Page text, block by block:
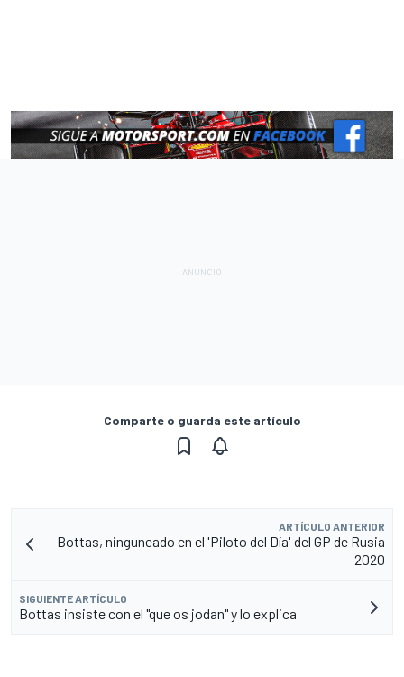
Comparte o guarda este artículo
ARTÍCULO ANTERIOR
Bottas, ninguneado en el 'Piloto del Día' del GP de Rusia
2020
SIGUIENTE ARTÍCULO
Bottas insiste con el "que os jodan" y lo explica